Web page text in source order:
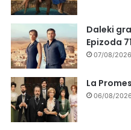
Daleki
Epizoda 71
07/08/2026
La
06/08/2026